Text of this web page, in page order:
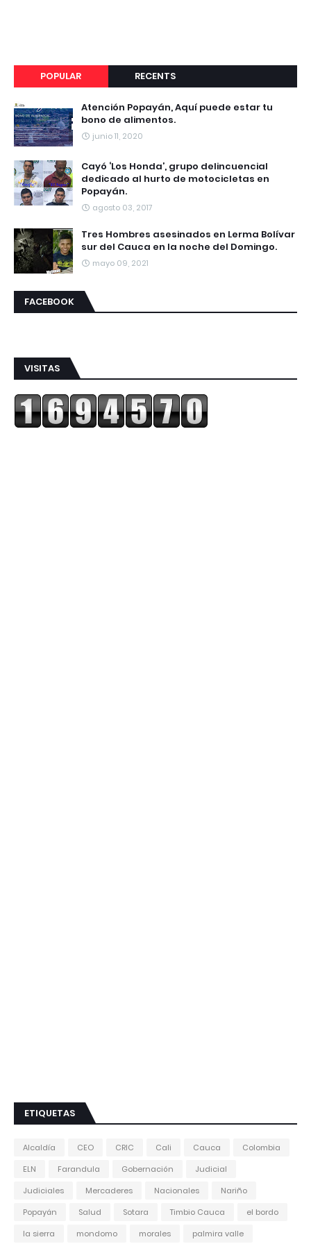
POPULAR RECENTS
Atención Popayán, Aquí puede estar tu
bono de alimentos.
junio 11, 2020
Cayó ‘Los Honda’, grupo delincuencial
dedicado al hurto de motocicletas en
Popayán.
agosto 03, 2017
Tres Hombres asesinados en Lerma Bolívar
sur del Cauca en la noche del Domingo.
mayo 09, 2021
FACEBOOK
VISITAS
ETIQUETAS
Alcaldía CEO CRIC Cali Cauca
Colombia
ELN
Farandula Gobernación
Judicial
Judiciales
Mercaderes Nacionales
Nariño
Popayán
Salud Sotara Timbio Cauca
el bordo
la sierra
mondomo morales palmira valle